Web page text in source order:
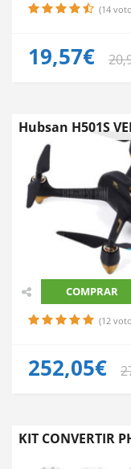
(14
19,57€
Hubsan H501S
COMPRAR
(12
252,05€
KIT CONVERTIR